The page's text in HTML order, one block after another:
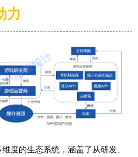
力
度的生态系统，涵盖了从研发、